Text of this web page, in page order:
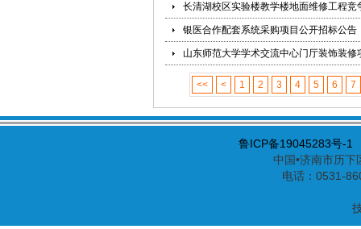
长清湖校区实验楼教学楼地面维修工程竞
银医合作配套系统采购项目公开招标公告
山东师范大学学术交流中心门厅装饰装修
<< < 1 2 3 4 5 6 7
鲁ICP备19045283号-1
中国•济南市历
电话：0531-